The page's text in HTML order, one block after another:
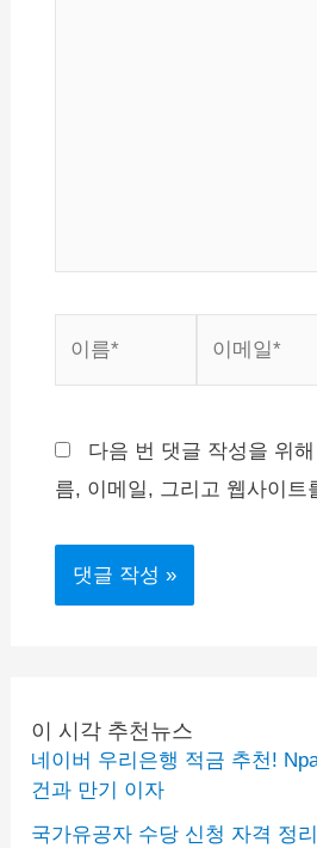
*
다음 번 댓글 작성을 위
름, 이메일, 그리고 웹사이트
이 시각 추천뉴스
네이버 우리은행 적금 추천!
건과 만기 이자
국가유공자 수당 신청 자격 정